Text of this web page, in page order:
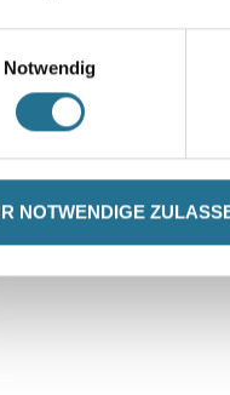
Notwendig
NOTWENDIGE
Erkunden Sie in